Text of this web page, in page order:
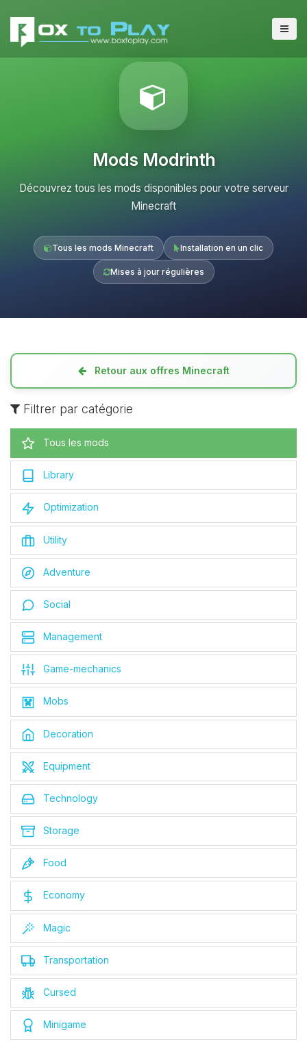
Mods Modrinth
Découvrez tous les mods disponibles pour votre serveur
Minecraft
Tous les mods Minecraft Installation en un clic
Mises à jour régulières
Retour aux offres Minecraft
Filtrer par catégorie
Tous les mods
Library
Optimization
Utility
Adventure
Social
Management
Game-mechanics
Mobs
Decoration
Equipment
Technology
Storage
Food
Economy
Magic
Transportation
Cursed
Minigame